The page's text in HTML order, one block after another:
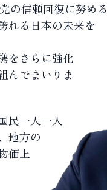
の信頼回復に努める
れる日本の未来を
をさらに強化
んでまいりま
民一人一人
地方の
価上